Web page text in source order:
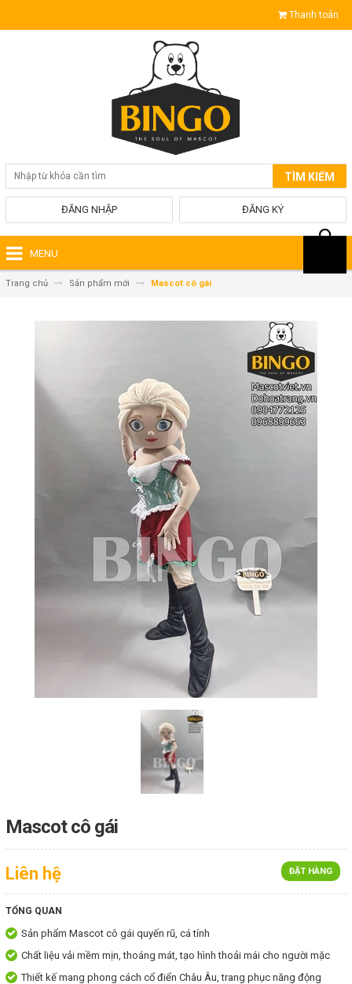
Thanh toán
TÌM KIẾM
ĐĂNG KÝ
ĐĂNG NHẬP
MENU
Trang chủ Sản phẩm mới Mascot cô gái
Mascot cô gái
ĐẶT HÀNG
Liên hệ
TỔNG QUAN
Sản phẩm Mascot cô gái quyến rũ, cá tính
Chất liệu vải mềm mịn, thoáng mát, tạo hình thoải mái cho người mặc
Thiết kế mang phong cách cổ điển Châu Âu, trang phục năng động